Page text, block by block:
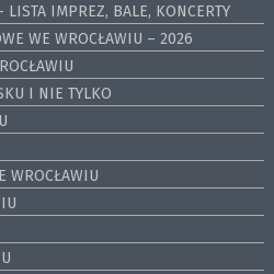
LISTA IMPREZ, BALE, KONCERTY
WE WROCŁAWIU – 2026
I NIE TYLKO
WROCŁAWIU